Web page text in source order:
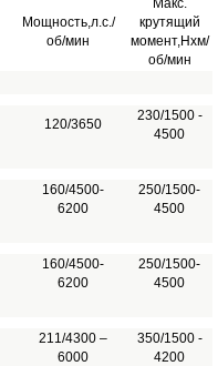
Мощность,л.с./
об/мин
Макс.
крутящий
момент,Нхм/
об/мин
120/3650
230/1500 -
4500
160/4500-
6200
250/1500-
4500
160/4500-
6200
250/1500-
4500
211/4300 –
6000
350/1500 -
4200